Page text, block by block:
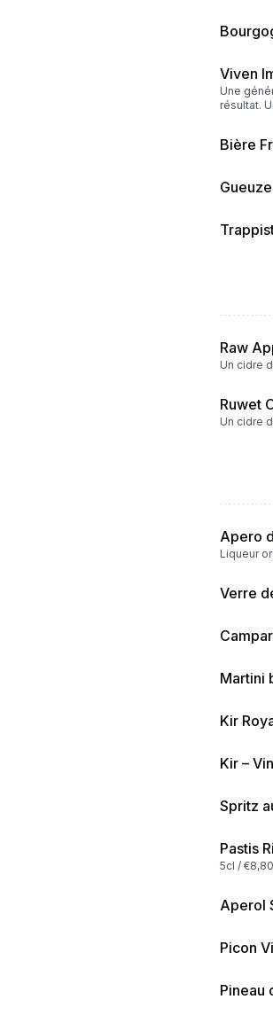
Viven
Une
résultat.
Bière
Raw
Un cidre
Ruwet
Un cidre
Apero
Liqueur
Verre
Martini
Kir
Kir –
Spritz
Pastis
5cl / €8,80
Aperol
Picon
Pineau